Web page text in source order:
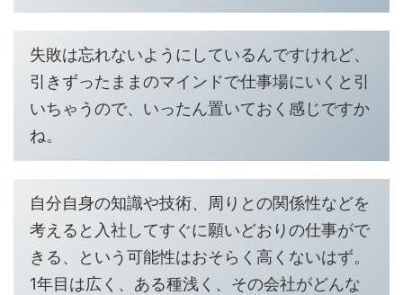
失敗は忘れないようにしているんですけれど、
引きずったままのマインドで仕事場にいくと引
いちゃうので、いったん置いておく感じですか
ね。
自分自身の知識や技術、周りとの関係性などを
考えると入社してすぐに願いどおりの仕事がで
きる、という可能性はおそらく高くないはず。
1年目は広く、ある種浅く、その会社がどんな